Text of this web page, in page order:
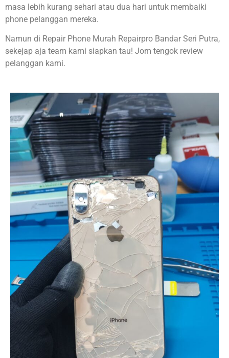
masa lebih kurang sehari atau dua hari untuk membaiki
phone pelanggan mereka.
Namun di Repair Phone Murah Repairpro Bandar Seri Putra,
sekejap aja team kami siapkan tau! Jom tengok review
pelanggan kami.